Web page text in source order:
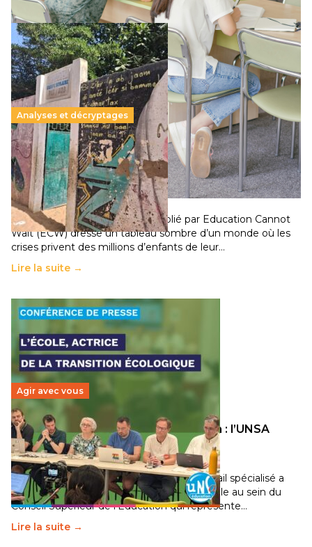
Analyses et décryptages
258 millions d’enfants victimes de la guerre, des
chocs climatiques et des déplacements de
population
11 juillet 2026- National
Un nouveau rapport mondial publié par Education Cannot
Wait (ECW) dresse un tableau sombre d’un monde où les
crises privent des millions d’enfants de leur…
Lire la suite →
Agir avec vous
Transition écologique de l’éducation : l’UNSA
Éducation fait bouger les lignes
30 juin 2026-National
Pendant plusieurs mois, un groupe de travail spécialisé a
travaillé sur la transition écologique de l’Ecole au sein du
Conseil Supérieur de l’Éducation qui représente…
Lire la suite →